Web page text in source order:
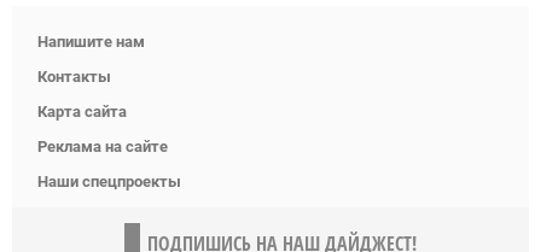
Напишите нам
Контакты
Карта сайта
Реклама на сайте
Наши спецпроекты
ПОДПИШИСЬ НА НАШ ДАЙДЖЕСТ!